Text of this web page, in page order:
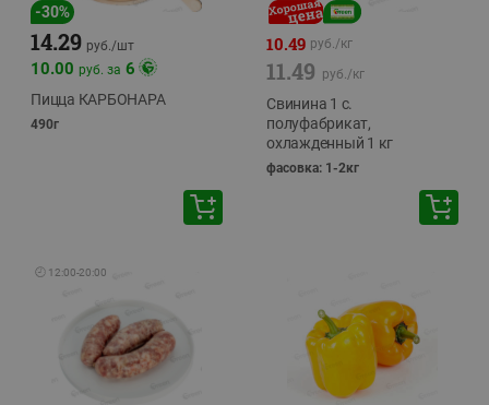
-30%
14.29 руб./шт
10.00 руб. за 6
Пицца КАРБОНАРА
490г
10.49 руб./кг
11.49 руб./кг
Свинина 1 с.
полуфабрикат,
охлажденный 1 кг
фасовка: 1-2кг
🕘 12:00-20:00